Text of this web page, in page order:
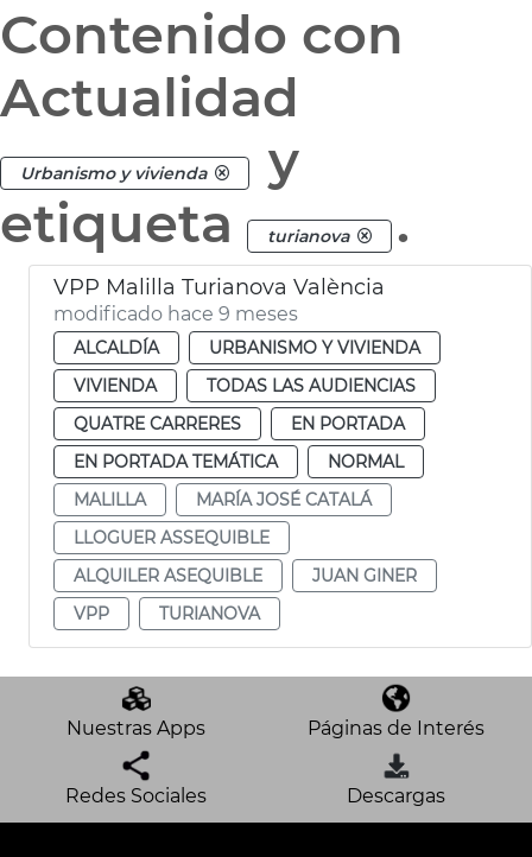
Contenido con
Actualidad
Urbanismo y vivienda
y
etiqueta
turianova .
VPP Malilla Turianova València
modificado hace 9 meses
ALCALDÍA
URBANISMO Y VIVIENDA
VIVIENDA
TODAS LAS AUDIENCIAS
QUATRE CARRERES
EN PORTADA
EN PORTADA TEMÁTICA
NORMAL
MALILLA
MARÍA JOSÉ CATALÁ
LLOGUER ASSEQUIBLE
ALQUILER ASEQUIBLE
JUAN GINER
VPP
TURIANOVA
Nuestras Apps Páginas de Interés
Redes Sociales Descargas